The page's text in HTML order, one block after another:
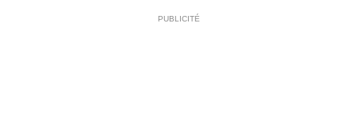
PUBLICITÉ